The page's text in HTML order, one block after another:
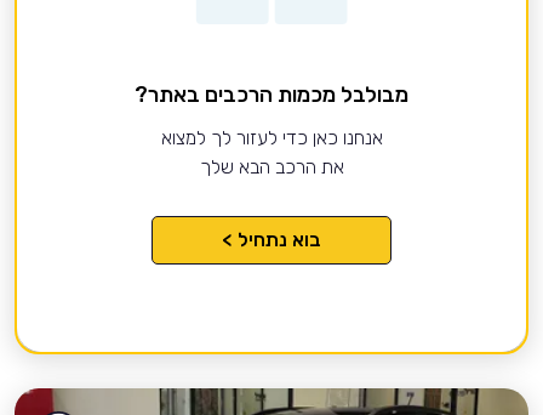
מבולבל מכמות הרכבים באתר?
אנחנו כאן כדי לעזור לך למצוא
את הרכב הבא שלך
בוא נתחיל >